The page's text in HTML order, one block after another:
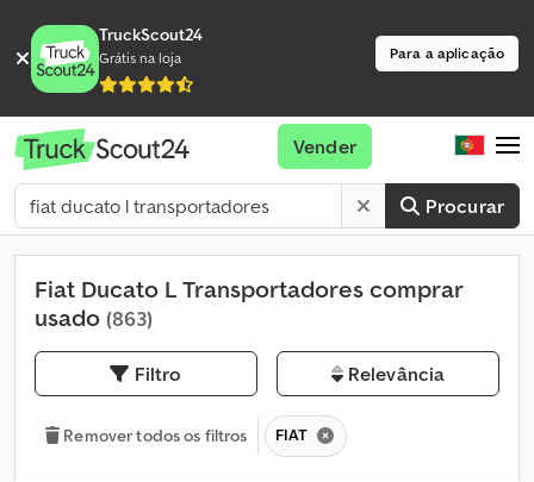
TruckScout24
Grátis na loja Para a aplicação
Procurar
Vender
Fiat Ducato L Transportadores comprar
usado (863)
Filtro Relevância
Remover todos os filtros FIAT